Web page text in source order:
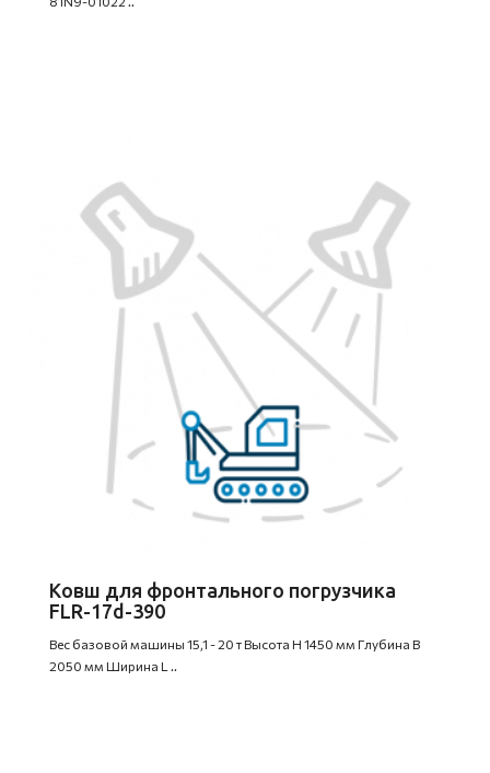
Ковш для фронтального погрузчика
FLR-17d-390
Вес базовой машины 15,1 - 20 т Высота H 1450 мм Глубина B
2050 мм Ширина L ..